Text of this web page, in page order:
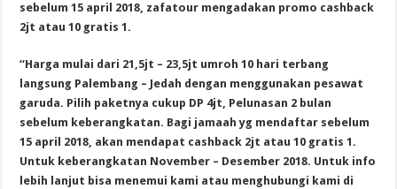
sebelum 15 april 2018, zafatour mengadakan promo cashback
2jt atau 10 gratis 1.
“Harga mulai dari 21,5jt – 23,5jt umroh 10 hari terbang
langsung Palembang – Jedah dengan menggunakan pesawat
garuda. Pilih paketnya cukup DP 4jt, Pelunasan 2 bulan
sebelum keberangkatan. Bagi jamaah yg mendaftar sebelum
15 april 2018, akan mendapat cashback 2jt atau 10 gratis 1.
Untuk keberangkatan November – Desember 2018. Untuk info
lebih lanjut bisa menemui kami atau menghubungi kami di